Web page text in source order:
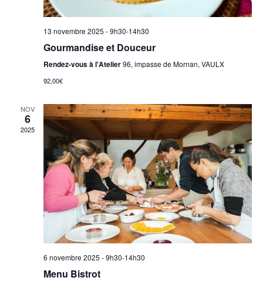
13 novembre 2025 - 9h30-14h30
Gourmandise et Douceur
Rendez-vous à l'Atelier96, impasse de Mornan, VAULX
92,00€
NOV
6
2025
6 novembre 2025 - 9h30-14h30
Menu Bistrot